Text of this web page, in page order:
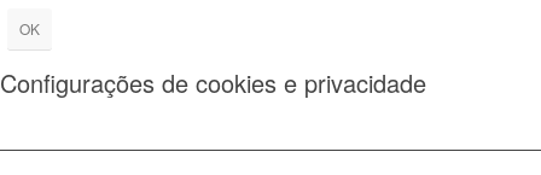
OK
Configurações de cookies e privacidade